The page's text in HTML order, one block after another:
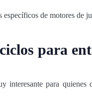
específicos de motores
para
interesante para